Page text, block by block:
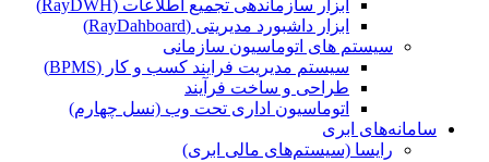
ابزار سازماندهی تجمیع اطلاعات (RayDWH)
ابزار داشبورد مدیریتی (RayDahboard)
سیستم های اتوماسیون سازمانی
سیستم مدیریت فرایند کسب و کار (BPMS)
طراحی و ساخت فرآیند
اتوماسیون اداری تحت وب (نسل چهارم)
سامانه‌های ابری
رایسا (سیستم‌های مالی ابری)